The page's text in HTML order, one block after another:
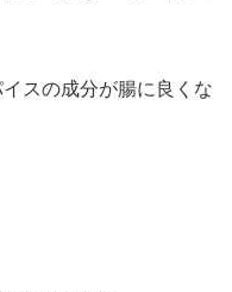
スの成分が腸に良くな